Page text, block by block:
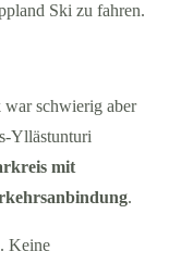
Ski zu fahren.
war schwierig aber
Yllästunturi
mit
.
Keine